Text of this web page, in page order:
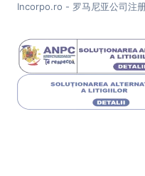
Incorpo.ro - 罗马尼亚公司注